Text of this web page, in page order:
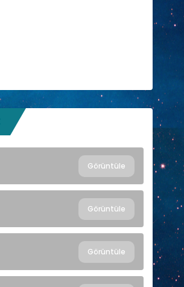
Görüntüle
Görüntüle
Görüntüle